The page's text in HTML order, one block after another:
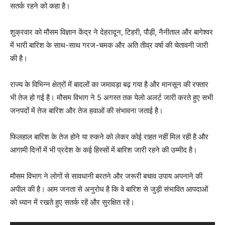
सतर्क रहने को कहा है।
शुक्रवार को मौसम विज्ञान केंद्र ने देहरादून, टिहरी, पौड़ी, नैनीताल और बागेश्वर
में भारी बारिश के साथ-साथ गरज-चमक और अति तीव्र वर्षा की चेतावनी जारी
की है।
राज्य के विभिन्न क्षेत्रों में बादलों का जमावड़ा बढ़ गया है और मानसून की रफ्तार
भी तेज हो गई है। मौसम विभाग ने 5 अगस्त तक येलो अलर्ट जारी करते हुए सभी
जनपदों में तेज बारिश और तेज हवाओं की संभावना जताई है।
फिलहाल बारिश के तेज होने या रुकने को लेकर कोई राहत नहीं मिल रही है और
आगामी दिनों में भी प्रदेश के कई हिस्सों में बारिश जारी रहने की उम्मीद है।
मौसम विभाग ने लोगों से सावधानी बरतने और जरूरी बचाव उपाय अपनाने की
अपील की है। आम जनता से अनुरोध है कि वे बारिश से जुड़ी संभावित आपदाओं
को ध्यान में रखते हुए सतर्क रहें और सुरक्षित रहें।